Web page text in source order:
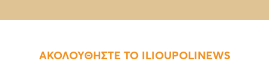
ΑΚΟΛΟΥΘΗΣΤΕ ΤΟ ILIOUPOLINEWS